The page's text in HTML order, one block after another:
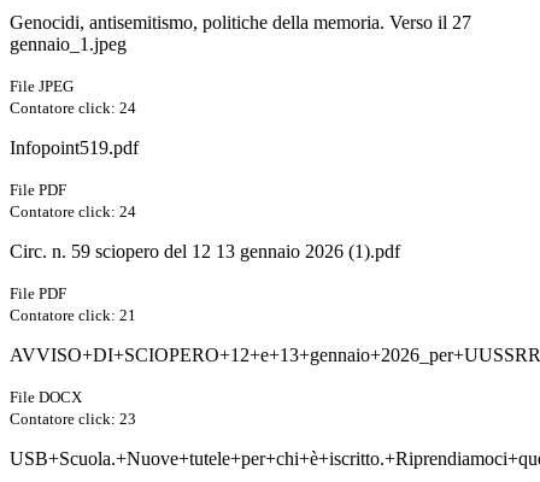
Genocidi, antisemitismo, politiche della memoria. Verso il 27
gennaio_1.jpeg
File JPEG
Contatore click: 24
Infopoint519.pdf
File PDF
Contatore click: 24
Circ. n. 59 sciopero del 12 13 gennaio 2026 (1).pdf
File PDF
Contatore click: 21
File DOCX
Contatore click: 23